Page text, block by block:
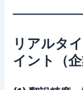
リアルタ
イント（企